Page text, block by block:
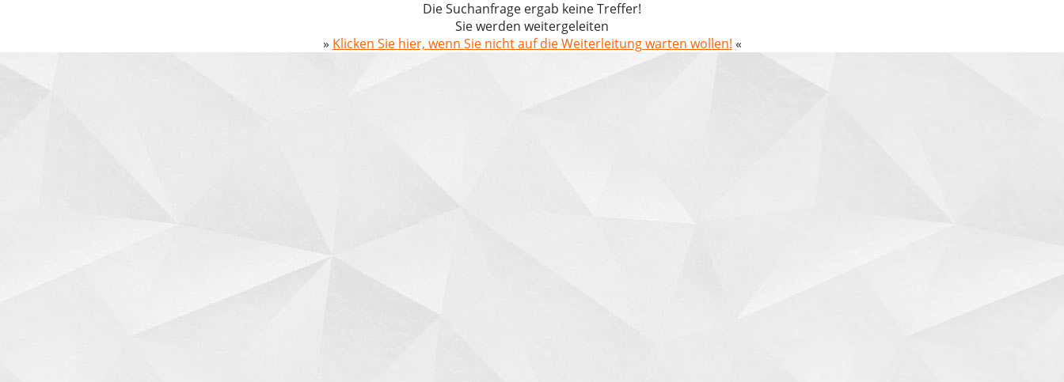
Die Suchanfrage ergab keine Treffer!
Sie werden weitergeleiten
» Klicken Sie hier, wenn Sie nicht auf die Weiterleitung warten wollen! «